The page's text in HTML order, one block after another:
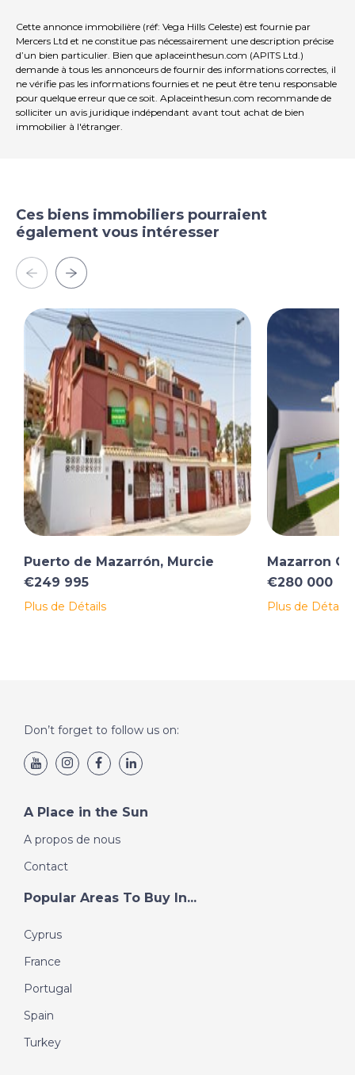
Cette annonce immobilière (réf: Vega Hills Celeste) est fournie par
Mercers Ltd et ne constitue pas nécessairement une description précise
d’un bien particulier. Bien que aplaceinthesun.com (APITS Ltd.)
demande à tous les annonceurs de fournir des informations correctes, il
ne vérifie pas les informations fournies et ne peut être tenu responsable
pour quelque erreur que ce soit. Aplaceinthesun.com recommande de
solliciter un avis juridique indépendant avant tout achat de bien
immobilier à l'étranger.
Ces biens immobiliers pourraient
également vous intéresser
Puerto de Mazarrón, Murcie
€249 995
Plus de Détails
Mazarron
€280 000
Plus de Détails
Don’t forget to follow us on:
A Place in the Sun
A propos de nous
Contact
Popular Areas To Buy In...
Cyprus
France
Portugal
Spain
Turkey